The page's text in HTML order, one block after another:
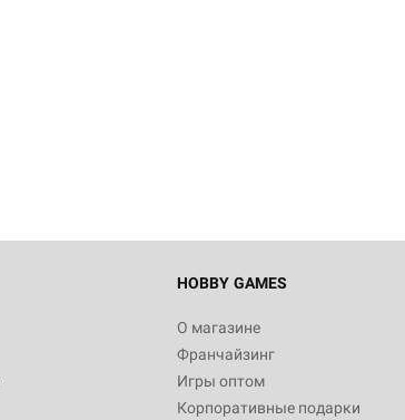
HOBBY GAMES
О магазине
Франчайзинг
Игры оптом
Корпоративные подарки